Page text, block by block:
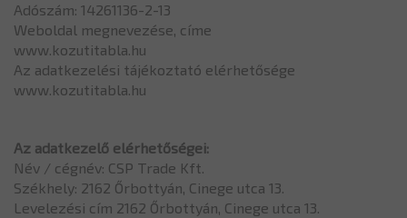
Adószám: 14261136-2-13
Weboldal megnevezése, címe
www.kozutitabla.hu
Az adatkezelési tájékoztató elérhetősége
www.kozutitabla.hu
Az adatkezelő elérhetőségei:
Név / cégnév: CSP Trade Kft.
Székhely: 2162 Őrbottyán, Cinege utca 13.
Levelezési cím 2162 Őrbottyán, Cinege utca 13.